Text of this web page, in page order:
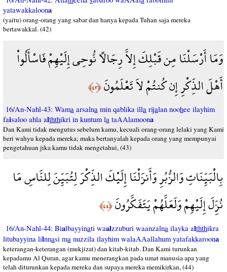
yatawakkaloona
(yaitu) orang-orang yang sabar dan hanya kepada Tuhan saja mereka
bertawakkal. (42)
وَمَا أَرْسَلْنَا مِن قَبْلِكَ إِلاَّ رِجَالاً نُّوحِي إِلَيْهِمْ فَاسْأَلُواْ
أَهْلَ الذِّكْرِ إِن كُنتُمْ لاَ تَعْلَمُونَ﴿٤٣﴾
16/An-Nahl-43: Wama arsalna min qablika illa rijalan noohee ilayhim
faisaloo ahla alththikri in kuntum la taAAlamoona
Dan Kami tidak mengutus sebelum kamu, kecuali orang-orang lelaki yang Kami
beri wahyu kepada mereka; maka bertanyalah kepada orang yang mempunyai
pengetahuan jika kamu tidak mengetahui, (43)
بِالْبَيِّنَاتِ وَالزُّبُرِ وَأَنزَلْنَا إِلَيْكَ الذِّكْرَ لِتُبَيِّنَ لِلنَّاسِ مَا
نُزِّلَ إِلَيْهِمْ وَلَعَلَّهُمْ يَتَفَكَّرُونَ﴿٤٤﴾
16/An-Nahl-44: Bialbayyinati waalzzuburi waanzalna ilayka alththikra
litubayyina lilnnasi ma nuzzila ilayhim walaAAallahum yatafakkaroona
keterangan-keterangan (mukjizat) dan kitab-kitab. Dan Kami turunkan
kepadamu Al Quran, agar kamu menerangkan pada umat manusia apa yang
telah diturunkan kepada mereka dan supaya mereka memikirkan, (44)